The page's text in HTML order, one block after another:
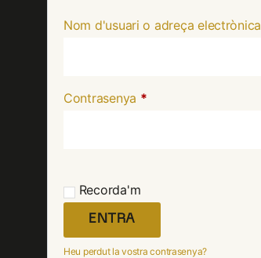
Nom d'usuari o adreça electrònica
Contrasenya *
Recorda'm
ENTRA
Heu perdut la vostra contrasenya?